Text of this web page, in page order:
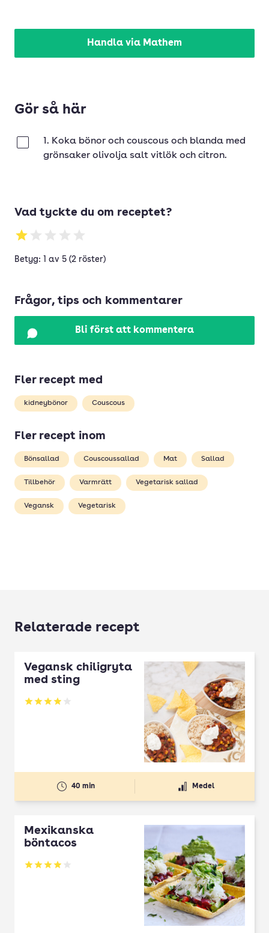
Handla via Mathem
Gör så här
1. Koka bönor och couscous och blanda med
grönsaker olivolja salt vitlök och citron.
Vad tyckte du om receptet?
Betyg: 1 av 5 (2 röster)
Frågor, tips och kommentarer
Bli först att kommentera
Fler recept med
kidneybönor Couscous
Fler recept inom
Bönsallad Couscoussallad Mat Sallad
Tillbehör Varmrätt Vegetarisk sallad
Vegansk Vegetarisk
Relaterade recept
Vegansk chiligryta
med sting
Betyg: 3.95 av 5
40 min Medel
Mexikanska
böntacos
Betyg: 3.95 av 5